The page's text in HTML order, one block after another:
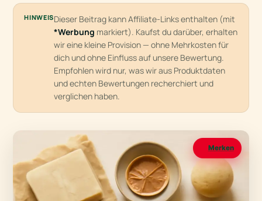
HINWEISDieser Beitrag kann Affiliate-Links enthalten (mit
*Werbung markiert). Kaufst du darüber, erhalten
wir eine kleine Provision — ohne Mehrkosten für
dich und ohne Einfluss auf unsere Bewertung.
Empfohlen wird nur, was wir aus Produktdaten
und echten Bewertungen recherchiert und
verglichen haben.
Merken